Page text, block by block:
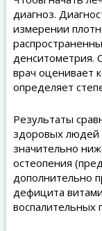
диагноз.
измерении
денситометрия.
врач оценивает
определяет
Результаты
здоровых людей
значительно
остеопения
дополнительно
дефицита
воспалительных